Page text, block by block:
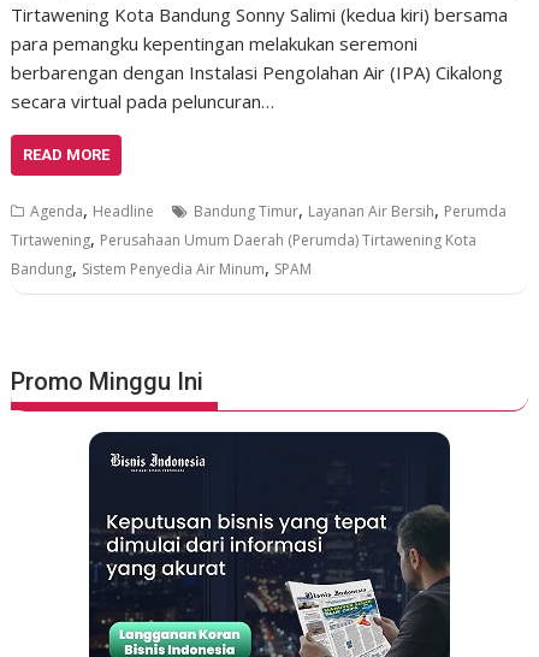
Tirtawening Kota Bandung Sonny Salimi (kedua kiri) bersama
para pemangku kepentingan melakukan seremoni
berbarengan dengan Instalasi Pengolahan Air (IPA) Cikalong
secara virtual pada peluncuran…
READ MORE
Agenda, Headline Bandung Timur, Layanan Air Bersih, Perumda
Tirtawening, Perusahaan Umum Daerah (Perumda) Tirtawening Kota
Bandung, Sistem Penyedia Air Minum, SPAM
Promo Minggu Ini